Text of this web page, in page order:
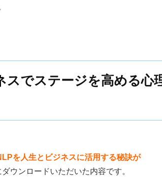
スでステージを高める心
を人生とビジネスに活用する秘訣が
ウンロードいただいた内容です。